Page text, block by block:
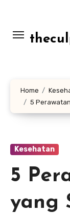
konten
Home
5
Kesehatan
5
yang